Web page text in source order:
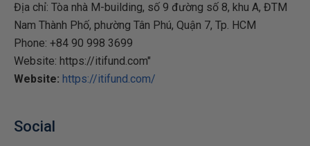
Địa chỉ: Tòa nhà M-building, số 9 đường số 8, khu A, ĐTM
Nam Thành Phố, phường Tân Phú, Quận 7, Tp. HCM
Phone: +84 90 998 3699
Website: https://itifund.com"
Website: https://itifund.com/
Social